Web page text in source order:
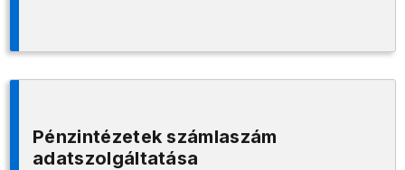
Pénzintézetek számlaszám
adatszolgáltatása